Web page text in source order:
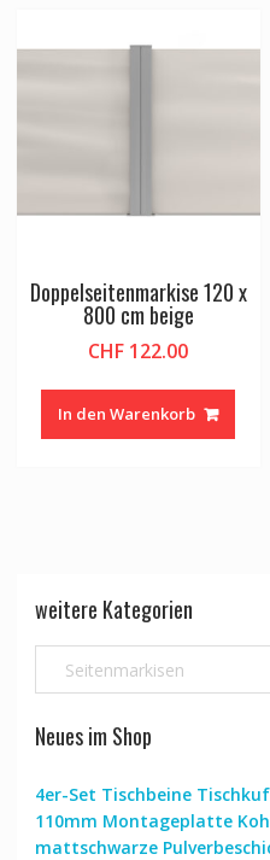
Doppelseitenmarkise 120 x
800 cm beige
CHF 122.00
In den Warenkorb
weitere Kategorien
Seitenmarkisen
Neues im Shop
4er-Set Tischbeine
110mm Montageplatte
mattschwarze